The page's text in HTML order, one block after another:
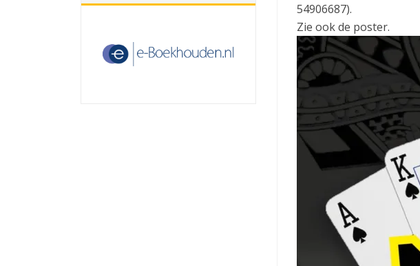
54906687).
Zie ook de poster.